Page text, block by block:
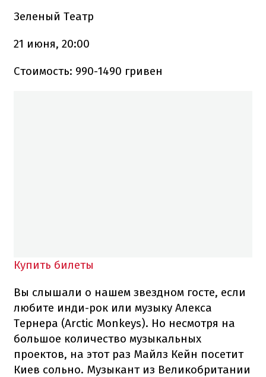
Зеленый Театр
21 июня, 20:00
Стоимость: 990-1490 гривен
Купить билеты
Вы слышали о нашем звездном госте, если
любите инди-рок или музыку Алекса
Тернера (Arctic Monkeys). Но несмотря на
большое количество музыкальных
проектов, на этот раз Майлз Кейн посетит
Киев сольно. Музыкант из Великобритании